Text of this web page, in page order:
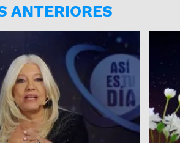
ANTERIORES